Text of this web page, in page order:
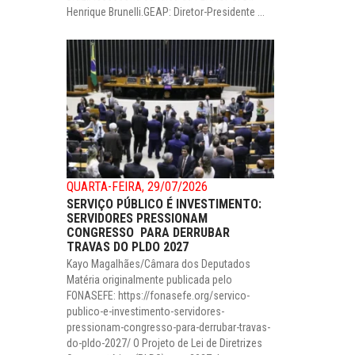
Henrique Brunelli.GEAP: Diretor-Presidente ...
QUARTA-FEIRA, 29/07/2026
SERVIÇO PÚBLICO É INVESTIMENTO:
SERVIDORES PRESSIONAM
CONGRESSO PARA DERRUBAR
TRAVAS DO PLDO 2027
Kayo Magalhães/Câmara dos Deputados
Matéria originalmente publicada pelo
FONASEFE: https://fonasefe.org/servico-
publico-e-investimento-servidores-
pressionam-congresso-para-derrubar-travas-
do-pldo-2027/ O Projeto de Lei de Diretrizes